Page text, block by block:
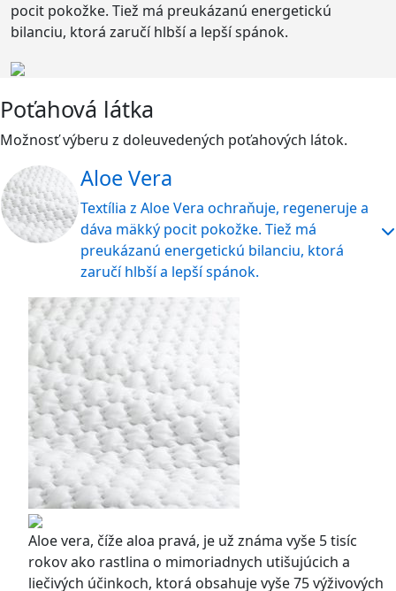
pocit pokožke. Tiež má preukázanú energetickú
bilanciu, ktorá zaručí hlbší a lepší spánok.
Poťahová látka
Možnosť výberu z doleuvedených poťahových látok.
Aloe Vera
Textília z Aloe Vera ochraňuje, regeneruje a
dáva mäkký pocit pokožke. Tiež má
preukázanú energetickú bilanciu, ktorá
zaručí hlbší a lepší spánok.
Aloe vera, číže aloa pravá, je už známa vyše 5 tisíc
rokov ako rastlina o mimoriadnych utišujúcich a
liečivých účinkoch, ktorá obsahuje vyše 75 výživových